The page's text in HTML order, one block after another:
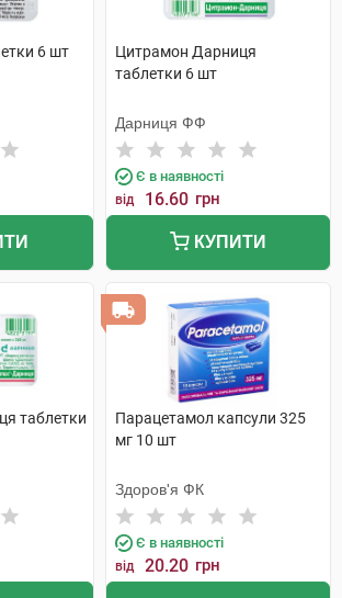
6 шт
Цитрамон Дарниця
таблетки 6 шт
Дарниця ФФ
Є в наявності
від 16.60 грн
КУПИТИ
таблетки
Парацетамол капсули 325
мг 10 шт
Здоров'я ФК
Є в наявності
від 20.20 грн